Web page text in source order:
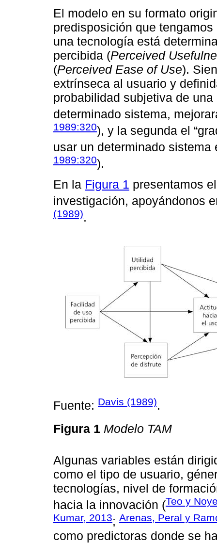
El modelo en su formato
predisposición que
una tecnología está
percibida (Perceived
(Perceived Ease of Use).
extrínseca al usuario y
probabilidad subjetiva de
determinado sistema,
1989:320), y la segunda el
usar un determinado sistema
1989:320).
En la Figura 1 presentamos
investigación, apoyándonos
(1989).
Fuente: Davis (1989).
Figura 1 Modelo TAM
Algunas variables están
como el tipo de usuario,
tecnologías, nivel de
hacia la innovación (Teo y
Kumar, 2013; Arenas, Peral y
como predictoras donde se